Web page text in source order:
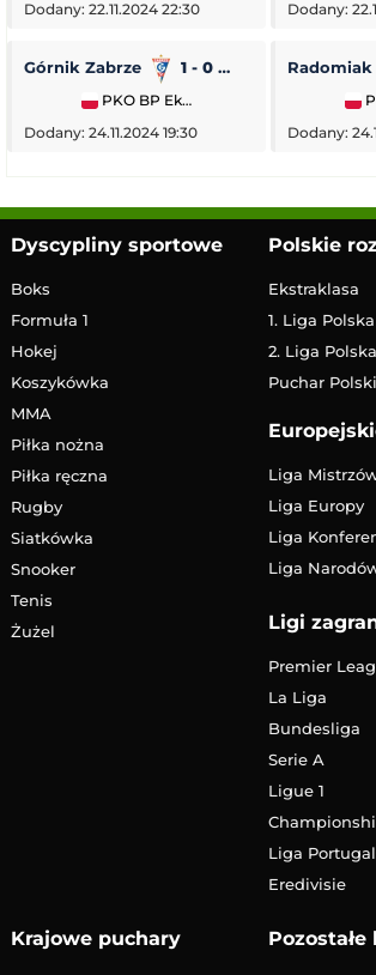
Dodany: 22.11.2024 22:30 Dodany:
Górnik Zabrze 1 - 0 Piast Gliwice
PKO BP Ekstraklasa
Dodany: 24.11.2024 19:30 Dodany:
Dyscypliny sportowe
Boks
Formuła 1
Hokej
Koszykówka
MMA
Piłka nożna
Piłka ręczna
Rugby
Siatkówka
Snooker
Tenis
Żużel
Polskie
Ekstraklasa
1. Liga Polska
2. Liga Polska
Puchar Polski
Liga
Liga Europy
Liga
Liga
Ligi
Premier
La Liga
Bundesliga
Serie A
Ligue 1
Liga
Eredivisie
Krajowe puchary Pozostałe